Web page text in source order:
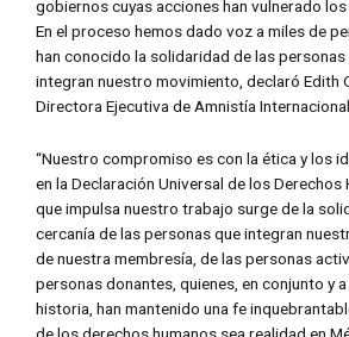
gobiernos cuyas acciones han vulnerado
En el proceso hemos dado voz a miles de
han conocido la solidaridad de las
integran nuestro movimiento, declaró Edith
Directora Ejecutiva de Amnistía Internacional
“Nuestro compromiso es con la ética y los
en la Declaración Universal de los Derechos
que impulsa nuestro trabajo surge de la
cercanía de las personas que integran
de nuestra membresía, de las personas
personas donantes, quienes, en conjunto y
historia, han mantenido una fe